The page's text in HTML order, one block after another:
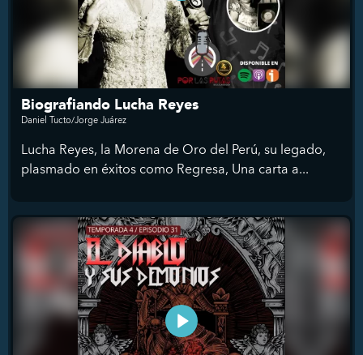
Biografiando Lucha Reyes
Daniel Tucto/Jorge Juárez
Lucha Reyes, la Morena de Oro del Perú, su legado,
plasmado en éxitos como Regresa, Una carta a...